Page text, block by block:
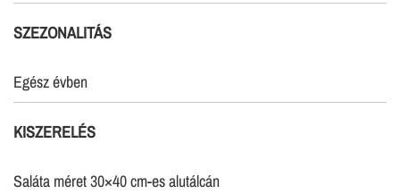
SZEZONALITÁS
Egész évben
KISZERELÉS
Saláta méret 30×40 cm-es alutálcán